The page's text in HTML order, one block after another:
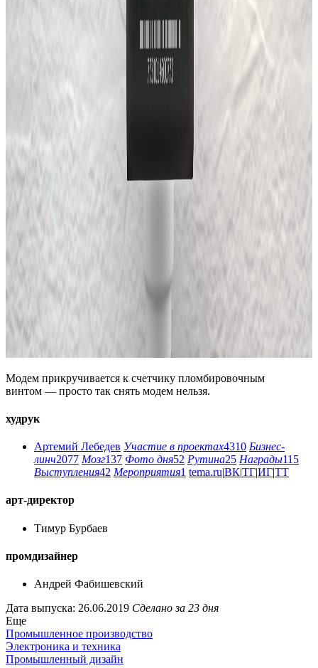
Модем прикручивается к счетчику пломбировочным
винтом — просто так снять модем нельзя.
худрук
Артемий Лебедев Участие в проектах4310 Бизнес-
линч2077 Мозг137 Фото дня52 Рутина25 Награды115
Выступления42 Мероприятия1 tema.ru|ВК|ТГ|ИГ|ТТ
арт-директор
Тимур Бурбаев
промдизайнер
Андрей Фабишевский
Дата выпуска: 26.06.2019 Сделано за 23 дня
Еще
Промышленное производство
Электроника и техника
Промышленный дизайн